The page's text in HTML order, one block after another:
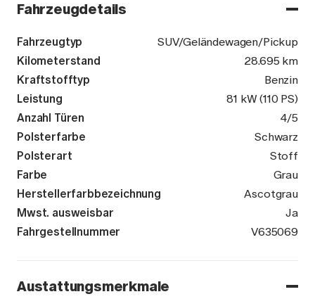
Fahrzeugdetails
Fahrzeugtyp
SUV/Geländewagen/Pickup
Kilometerstand
28.695 km
Kraftstofftyp
Benzin
Leistung
81 kW (110 PS)
Anzahl Türen
4/5
Polsterfarbe
Schwarz
Polsterart
Stoff
Farbe
Grau
Herstellerfarbbezeichnung
Ascotgrau
Mwst. ausweisbar
Ja
Fahrgestellnummer
WVGZZZA1ZPV635069
Austattungsmerkmale